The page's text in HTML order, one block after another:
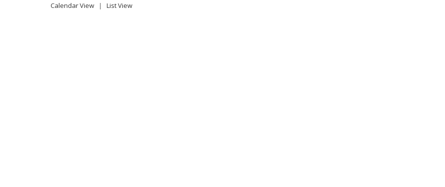
Calendar View | List View